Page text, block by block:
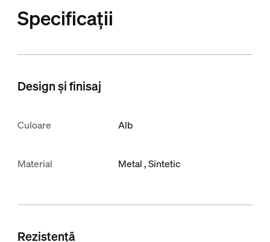
Specificații
Design și finisaj
Culoare Alb
Material Metal Sintetic
Rezistență